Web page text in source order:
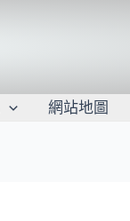
網站地圖